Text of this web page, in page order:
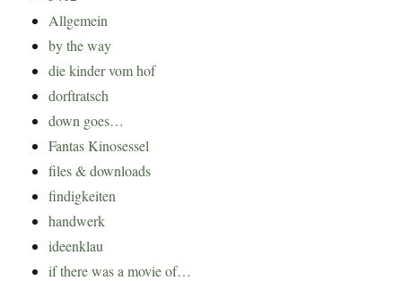
Allgemein
by the way
die kinder vom hof
dorftratsch
down goes…
Fantas Kinosessel
files & downloads
findigkeiten
handwerk
ideenklau
if there was a movie of…